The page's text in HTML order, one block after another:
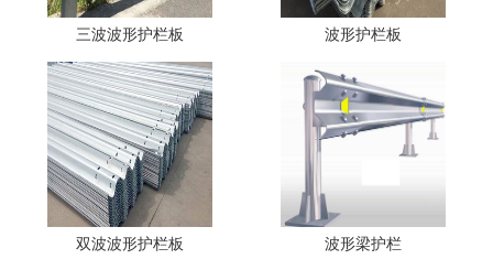
三波波形护栏板 波形护栏板
双波波形护栏板 波形梁护栏